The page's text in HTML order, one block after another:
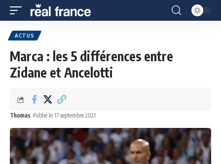
ACTUS
Marca : les 5 différences entre
Zidane et Ancelotti
Thomas Publié le 17 septembre 2021